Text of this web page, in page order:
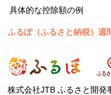
具体的な控除額の例
ふるぽ（ふるさと納税）週
株式会社JTB ふるさと開発